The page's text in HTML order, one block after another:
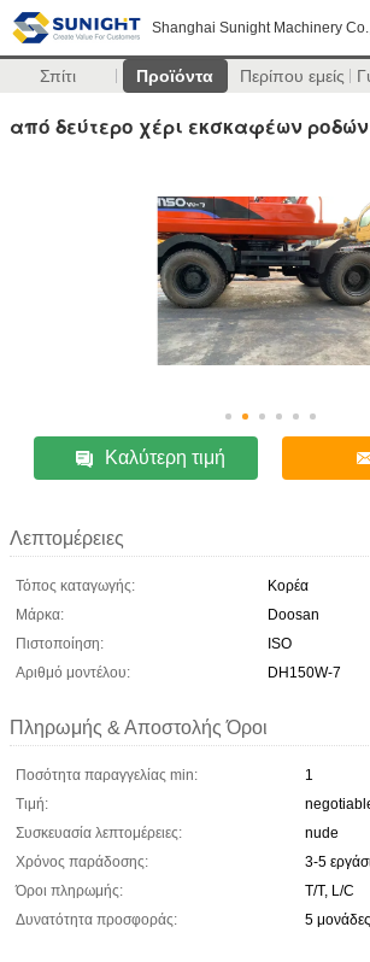
Shanghai Sunight Machinery
Σπίτι Προϊόντα Περίπου εμείς
από δεύτερο χέρι εκσκαφέων ροδών
Καλύτερη τιμή
Λεπτομέρειες
Τόπος καταγωγής:
Κορέα
Μάρκα:
Doosan
Πιστοποίηση:
ISO
Αριθμό μοντέλου:
DH150W-7
Πληρωμής & Αποστολής Όροι
Ποσότητα παραγγελίας min:
1
Τιμή:
Συσκευασία λεπτομέρειες:
nude
Χρόνος παράδοσης:
3-5
Όροι πληρωμής:
T/T, L/C
Δυνατότητα προσφοράς:
5 μονάδες